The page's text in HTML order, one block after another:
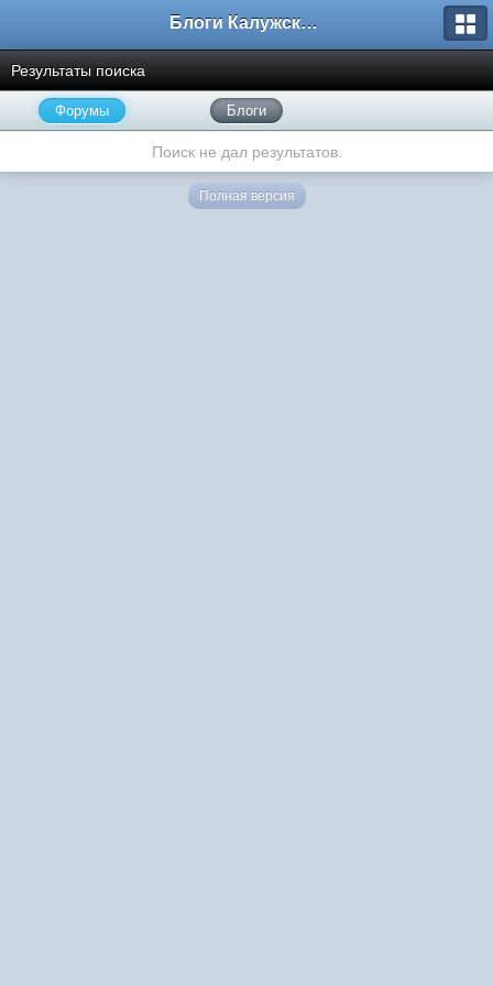
Блоги Калужского перекрестка
Результаты поиска
Форумы Блоги
Поиск не дал результатов.
Полная версия